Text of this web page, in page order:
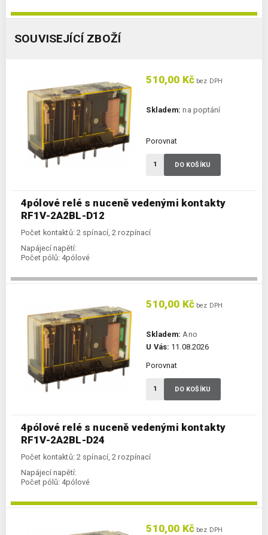
SOUVISEJÍCÍ ZBOŽÍ
4pólové relé s nuceně vedenými kontakty
RF1V-2A2BL-D12
Počet kontaktů: 2 spínací, 2 rozpínací
Napájecí napětí:
Počet pólů: 4pólové
510,00 Kč bez DPH
Skladem: na poptání
Porovnat
DO KOŠÍKU
4pólové relé s nuceně vedenými kontakty
RF1V-2A2BL-D24
Počet kontaktů: 2 spínací, 2 rozpínací
Napájecí napětí:
Počet pólů: 4pólové
510,00 Kč bez DPH
Skladem: Ano
U Vás: 11.08.2026
Porovnat
DO KOŠÍKU
510,00 Kč bez DPH